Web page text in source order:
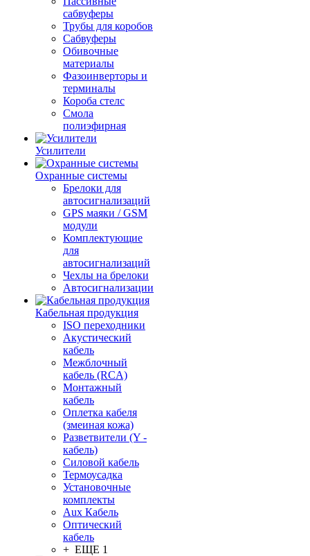
сабвуферы
Трубы для коробов
Сабвуферы
Обивочные
материалы
Фазоинверторы и
терминалы
Короба стелс
Смола
полиэфирная
Усилители
Охранные системы
Брелоки для
автосигнализаций
GPS маяки / GSM
модули
Комплектующие
для
автосигнализаций
Чехлы на брелоки
Автосигнализации
Кабельная продукция
ISO переходники
Акустический
кабель
Межблочный
кабель (RCA)
Монтажный
кабель
Оплетка кабеля
(змеиная кожа)
Разветвители (Y -
кабель)
Силовой кабель
Термоусадка
Установочные
комплекты
Aux Кабель
Оптический
кабель
+ ЕЩЕ 1